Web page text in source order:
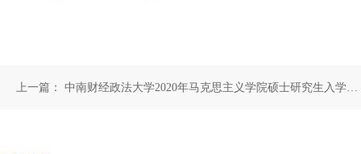
上一篇：
中南财经政法大学2020年马克思主义学院硕士研究生入学自